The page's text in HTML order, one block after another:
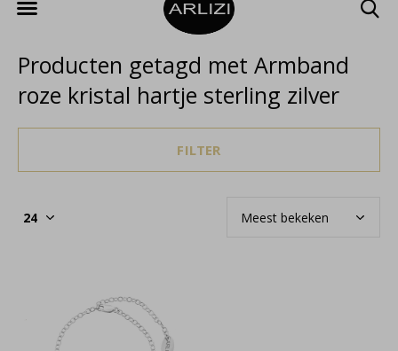
Producten getagd met Armband
roze kristal hartje sterling zilver
FILTER